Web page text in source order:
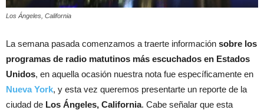
Los Ángeles, California
La semana pasada comenzamos a traerte información sobre los
programas de radio matutinos más escuchados en Estados
Unidos, en aquella ocasión nuestra nota fue específicamente en
Nueva York, y esta vez queremos presentarte un reporte de la
ciudad de Los Ángeles, California. Cabe señalar que esta